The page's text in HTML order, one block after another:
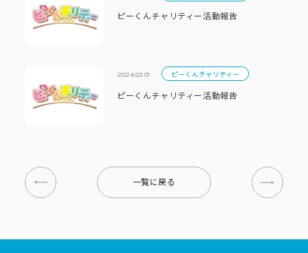
ピーくんチャリティー活動報告
2024.03.01 ピーくんチャリティー
ピーくんチャリティー活動報告
一覧に戻る